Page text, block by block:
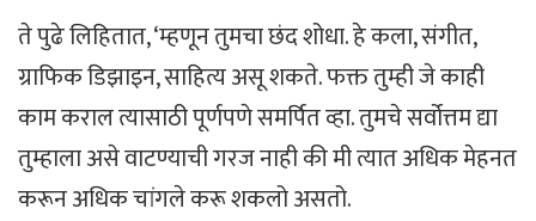
ते पुढे लिहितात, ‘म्हणून तुमचा छंद शोधा. हे कला, संगीत,
ग्राफिक डिझाइन, साहित्य असू शकते. फक्त तुम्ही जे काही
काम कराल त्यासाठी पूर्णपणे समर्पित व्हा. तुमचे सर्वोत्तम द्या
तुम्हाला असे वाटण्याची गरज नाही की मी त्यात अधिक मेहनत
करून अधिक चांगले करू शकलो असतो.